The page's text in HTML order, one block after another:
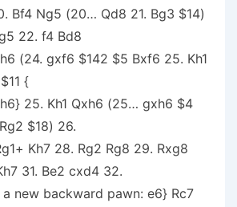
Bf4 Ng5 (20… Qd8 21. Bg3 $14)
22. f4 Bd8
(24. gxf6 $142 $5 Bxf6 25. Kh1
{
25. Kh1 Qxh6 (25… gxh6 $4
$18) 26.
Kh7 28. Rg2 Rg8 29. Rxg8
31. Be2 cxd4 32.
new backward pawn: e6} Rc7